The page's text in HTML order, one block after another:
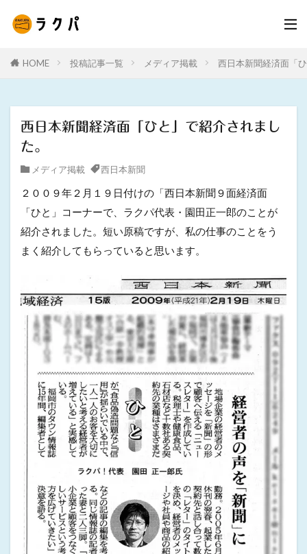
HOME 投稿記事一覧 メディア掲載 西日本新聞経済面「
西日本新聞経済面「ひと」で紹介されまし
た。
メディア掲載 西日本新聞
２００９年２月１９日付けの「西日本新聞９面経済面
「ひと」コーナーで、ラクパ代表・園田正一郎のことが
紹介されました。短い原稿ですが、私の仕事のことをう
まく紹介してもらっていると思います。